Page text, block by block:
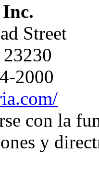
Street
2000
con la
y